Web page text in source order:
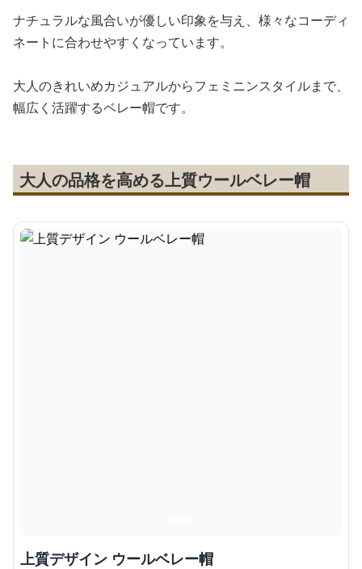
ナチュラルな風合いが優しい印象を与え、様々なコーディ
ネートに合わせやすくなっています。
大人のきれいめカジュアルからフェミニンスタイルまで、
幅広く活躍するベレー帽です。
大人の品格を高める上質ウールベレー帽
上質デザイン ウールベレー帽